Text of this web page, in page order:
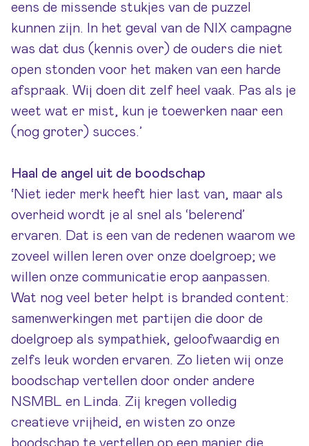
eens de missende stukjes van de puzzel
kunnen zijn. In het geval van de NIX campagne
was dat dus (kennis over) de ouders die niet
open stonden voor het maken van een harde
afspraak. Wij doen dit zelf heel vaak. Pas als je
weet wat er mist, kun je toewerken naar een
(nog groter) succes.’
Haal de angel uit de boodschap
‘Niet ieder merk heeft hier last van, maar als
overheid wordt je al snel als ‘belerend’
ervaren. Dat is een van de redenen waarom we
zoveel willen leren over onze doelgroep; we
willen onze communicatie erop aanpassen.
Wat nog veel beter helpt is branded content:
samenwerkingen met partijen die door de
doelgroep als sympathiek, geloofwaardig en
zelfs leuk worden ervaren. Zo lieten wij onze
boodschap vertellen door onder andere
NSMBL en Linda. Zij kregen volledig
creatieve vrijheid, en wisten zo onze
boodschap te vertellen op een manier die